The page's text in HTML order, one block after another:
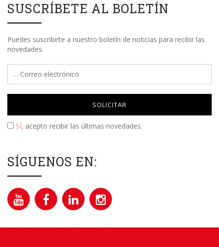
SUSCRÍBETE AL BOLETÍN
Puedes suscribirte a nuestro boletín de noticias para recibir las
novedades.
SÍ, acepto recibir las últimas novedades.
SÍGUENOS EN: